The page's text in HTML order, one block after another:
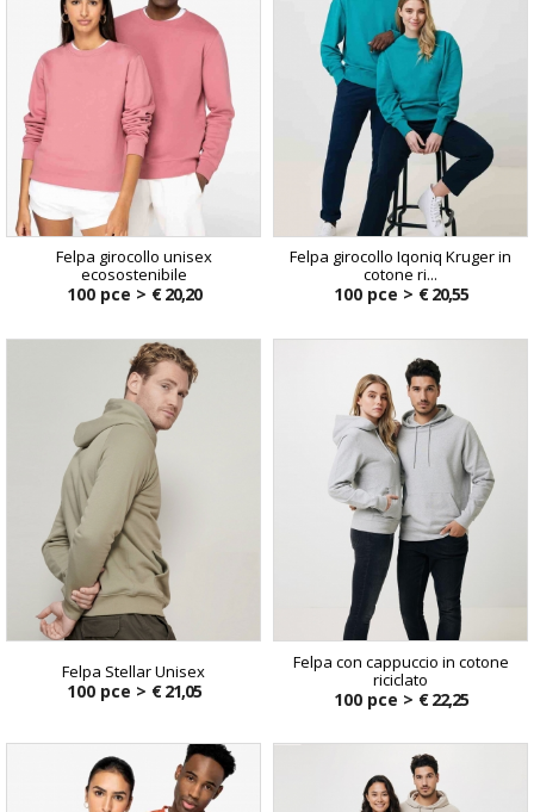
Felpa girocollo unisex
ecosostenibile
100 pce > € 20,20
Felpa girocollo Iqoniq Kruger in
cotone ri...
100 pce > € 20,55
Felpa Stellar Unisex
100 pce > € 21,05
Felpa con cappuccio in cotone
riciclato
100 pce > € 22,25